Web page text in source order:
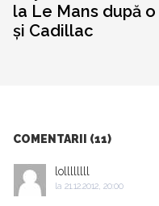
la Le Mans după
și Cadillac
COMENTARII (11)
lollllllll
la 21.12.2012, 20:00